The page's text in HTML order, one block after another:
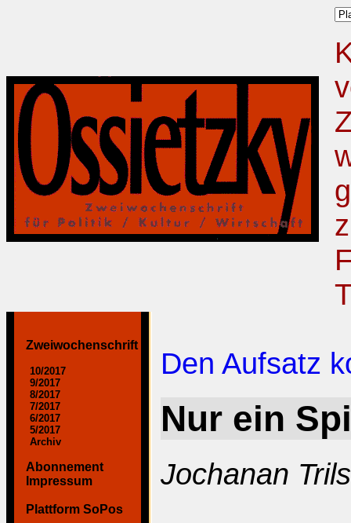
Zweiwochenschrift
10/2017
9/2017
8/2017
7/2017
6/2017
5/2017
Archiv
Abonnement
Impressum
Plattform SoPos
Den Aufsatz
Nur ein
Jochanan